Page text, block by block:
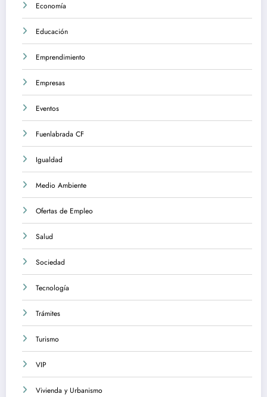
Economía
Educación
Emprendimiento
Empresas
Eventos
Fuenlabrada CF
Igualdad
Medio Ambiente
Ofertas de Empleo
Salud
Sociedad
Tecnología
Trámites
Turismo
VIP
Vivienda y Urbanismo